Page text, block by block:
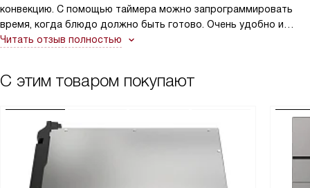
конвекцию. С помощью таймера можно запрограммировать
время, когда блюдо должно быть готово. Очень удобно и
современно.
Читать отзыв полностью
С этим товаром покупают